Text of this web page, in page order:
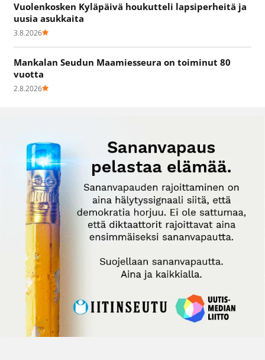
Vuolenkosken Kyläpäivä houkutteli lapsiperheitä ja
uusia asukkaita
3.8.2026
Mankalan Seudun Maamiesseura on toiminut 80
vuotta
2.8.2026